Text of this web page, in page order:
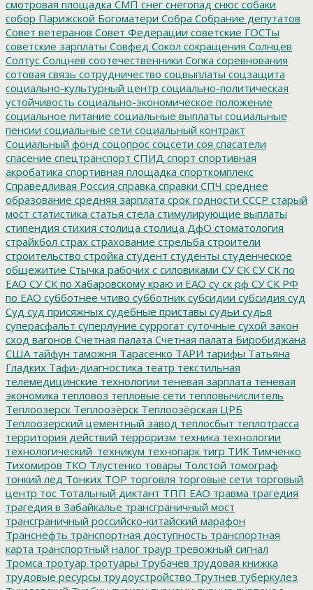
смотровая площадка СМП снег снегопад снюс собаки
собор Парижской Богоматери Собра Собрание депутатов
Совет ветеранов Совет Федерации советские ГОСТы
советские зарплаты Совфед Сокол сокращения Солнцев
Солтус Солцнев соотечественники Сопка соревнования
сотовая связь сотрудничество соцвыплаты соцзащита
социально-культурный центр социально-политическая
устойчивость социально-экономическое положение
социальное питание социальные выплаты социальные
пенсии социальные сети социальный контракт
Социальный фонд соцопрос соцсети соя спасатели
спасение спецтранспорт СПИД спорт спортивная
акробатика спортивная площадка спорткомплекс
Справедливая Россия справка справки СПЧ среднее
образование средняя зарплата срок годности СССР старый
мост статистика статья стела стимулирующие выплаты
стипендия стихия столица столица ДфО стоматология
страйкбол страх страхование стрельба строители
строительство стройка студент студенты студенческое
общежитие Стычка рабочих с силовиками СУ СК СУ СК по
ЕАО СУ СК по Хабаровскому краю и ЕАО су ск рф СУ СК РФ
по ЕАО субботнее чтиво субботник субсидии субсидия суд
Суд суд присяжных судебные приставы судьи судья
суперасфальт суперлуние суррогат суточные сухой закон
сход вагонов Счетная палата Счетная палата Биробиджана
США тайфун таможня Тарасенко ТАРИ тарифы Татьяна
Гладких Тафи-диагностика театр текстильная
телемедицинские технологии теневая зарплата теневая
экономика тепловоз тепловые сети тепловычислитель
Теплоозерск Теплоозёрск Теплоозёрская ЦРБ
Теплоозерский цементный завод теплосбыт теплотрасса
территория действий терроризм техника технологии
технологический_техникум технопарк тигр ТИК Тимченко
Тихомиров ТКО Тлустенко товары Толстой томограф
тонкий лед Тонких ТОР торговля торговые сети торговый
центр тос Тотальный диктант ТПП ЕАО травма трагедия
трагедия в Забайкалье трансграничный мост
трансграничный российско-китайский марафон
Транснефть транспортная доступность транспортная
карта транспортный налог траур тревожный сигнал
Тромса тротуар тротуары Трубачев трудовая книжка
трудовые ресурсы трудоустройство Трутнев туберкулез